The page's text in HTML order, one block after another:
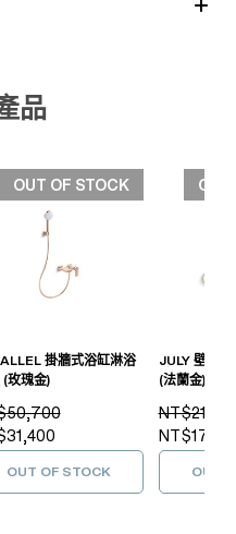
品
OUT OF STOCK
掛牆式浴缸淋浴
玫瑰金)
OUT OF STOCK
OUT
JULY 壁掛
(法蘭金)
OUT